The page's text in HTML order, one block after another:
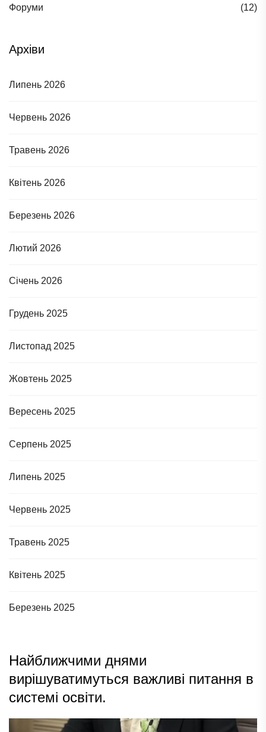
Форуми (12)
Архіви
Липень 2026
Червень 2026
Травень 2026
Квітень 2026
Березень 2026
Лютий 2026
Січень 2026
Грудень 2025
Листопад 2025
Жовтень 2025
Вересень 2025
Серпень 2025
Липень 2025
Червень 2025
Травень 2025
Квітень 2025
Березень 2025
Найближчими днями
вирішуватимуться важливі питання в
системі освіти.